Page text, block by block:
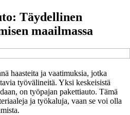
Täydellinen
maailmassa
haasteita ja vaatimuksia, jotka
työvälineitä. Yksi keskeisistä
on työpajan pakettiauto. Tämä
ja työkaluja, vaan se voi olla